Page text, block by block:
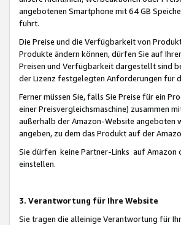
angebotenen Smartphone mit 64 GB
führt.
Die Preise und die Verfügbarkeit von
Produkte ändern können, dürfen Sie auf
Preisen und Verfügbarkeit dargestellt sind
der Lizenz festgelegten Anforderungen für
Ferner müssen Sie, falls Sie Preise für ein
einer Preisvergleichsmaschine) zusammen
außerhalb der Amazon-Website angeboten
angeben, zu dem das Produkt auf der
Sie dürfen keine Partner-Links auf Amazon
einstellen.
3. Verantwortung für Ihre Website
Sie tragen die alleinige Verantwortung für